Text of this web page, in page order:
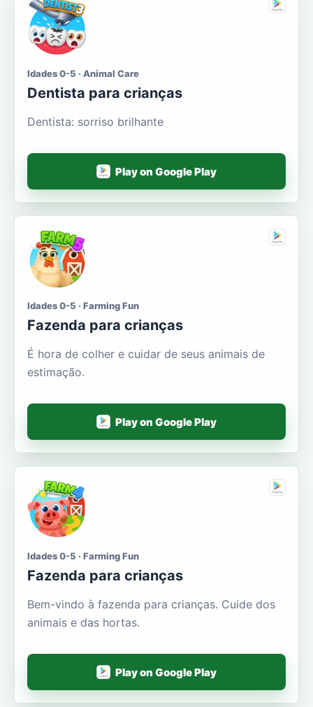
Idades 0-5 · Animal Care
Dentista para crianças
Dentista: sorriso brilhante
Play on Google Play
Idades 0-5 · Farming Fun
Fazenda para crianças
É hora de colher e cuidar de seus animais de
estimação.
Play on Google Play
Idades 0-5 · Farming Fun
Fazenda para crianças
Bem-vindo à fazenda para crianças. Cuide dos
animais e das hortas.
Play on Google Play